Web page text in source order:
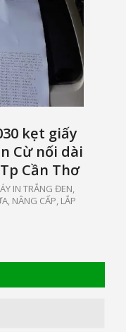
kẹt giấy
Cừ nối dài
Cần Thơ
IN TRẮNG ĐEN,
NÂNG CẤP, LẮP